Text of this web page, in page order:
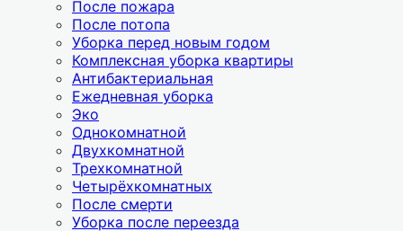
После пожара
После потопа
Уборка перед новым годом
Комплексная уборка квартиры
Антибактериальная
Ежедневная уборка
Эко
Однокомнатной
Двухкомнатной
Трехкомнатной
Четырёхкомнатных
После смерти
Уборка после переезда